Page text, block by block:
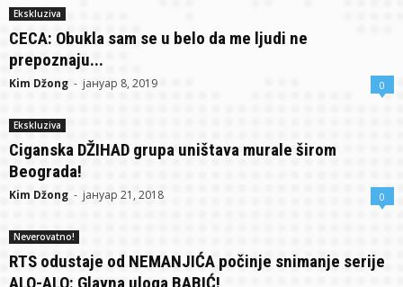
Ekskluziva
CECA: Obukla sam se u belo da me ljudi ne
prepoznaju...
Kim Džong - јануар 8, 2019 0
Ekskluziva
Ciganska DŽIHAD grupa uništava murale širom
Beograda!
Kim Džong - јануар 21, 2018 0
Neverovatno!
RTS odustaje od NEMANJIĆA počinje snimanje serije
ALO-ALO: Glavna uloga BABIĆ!